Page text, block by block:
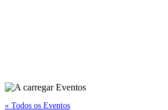
« Todos os Eventos